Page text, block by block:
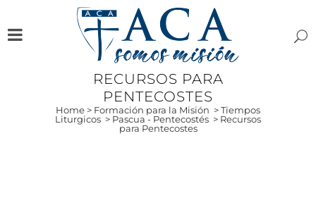
RECURSOS PARA
PENTECOSTES
Home > Formación para la Misión >Tiempos
Liturgicos > Pascua - Pentecostés > Recursos
para Pentecostes